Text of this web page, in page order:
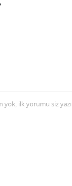
ilk yorumu siz